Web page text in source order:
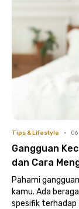
Tips & Lifestyle •
Gangguan
dan Cara
Pahami
kamu. Ada
spesifik